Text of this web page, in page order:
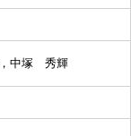
中塚 秀輝